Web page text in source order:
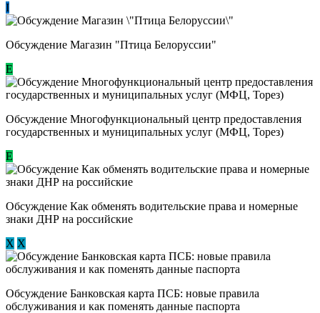
I
Обсуждение Магазин "Птица Белоруссии"
Е
Обсуждение Многофункциональный центр предоставления
государственных и муниципальных услуг (МФЦ, Торез)
E
Обсуждение ​Как обменять водительские права и номерные
знаки ДНР на российские
Х Х
Обсуждение ​Банковская карта ПСБ: новые правила
обслуживания и как поменять данные паспорта